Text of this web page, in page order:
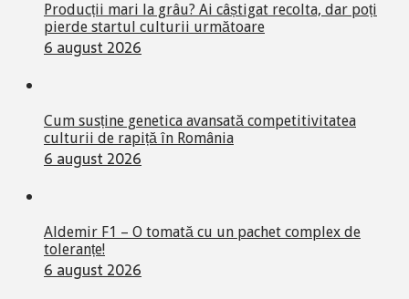
Producții mari la grâu? Ai câștigat recolta, dar poți
pierde startul culturii următoare
6 august 2026
Cum susține genetica avansată competitivitatea
culturii de rapiță în România
6 august 2026
Aldemir F1 – O tomată cu un pachet complex de
toleranțe!
6 august 2026